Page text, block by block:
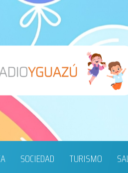
SOCIEDAD TURISMO